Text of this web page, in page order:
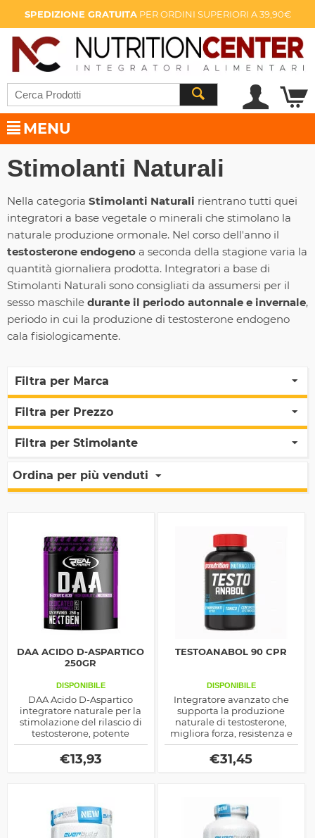
SPEDIZIONE GRATUITAPER ORDINI SUPERIORI A 39,90€
MENU
Stimolanti Naturali
Nella categoria Stimolanti Naturali rientrano tutti quei
integratori a base vegetale o minerali che stimolano la
naturale produzione ormonale. Nel corso dell'anno il
testosterone endogeno a seconda della stagione varia la
quantità giornaliera prodotta. Integratori a base di
Stimolanti Naturali sono consigliati da assumersi per il
sesso maschile durante il periodo autonnale e invernale,
periodo in cui la produzione di testosterone endogeno
cala fisiologicamente.
Filtra per Marca
Filtra per Prezzo
Filtra per Stimolante
Ordina per più venduti
DAA ACIDO D-ASPARTICO
250GR
DISPONIBILE
DAA Acido D-Aspartico
integratore naturale per la
stimolazione del rilascio di
testosterone, potente
ormone anabolico e
lipolitico che accresce forza e
massa muscolare
€13,93
TESTOANABOL 90 CPR
DISPONIBILE
Integratore avanzato che
supporta la produzione
naturale di testosterone,
migliora forza, resistenza e
recupero. Grazie a estratti
vegetali, minerali e DAA,
favorisce la sintesi proteica,
fisica e mentale.
€31,45